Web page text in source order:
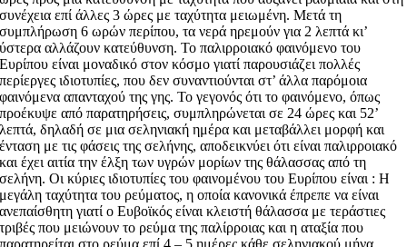
συνέχεια επί άλλες 3 ώρες με ταχύτητα μειωμένη. Μετά τη
συμπλήρωση 6 ωρών περίπου, τα νερά ηρεμούν για 2 λεπτά κι’
ύστερα αλλάζουν κατεύθυνση. Το παλιρροιακό φαινόμενο του
Ευρίπου είναι μοναδικό στον κόσμο γιατί παρουσιάζει πολλές
περίεργες ιδιοτυπίες, που δεν συναντιούνται στ’ άλλα παρόμοια
φαινόμενα απανταχού της γης. Το γεγονός ότι το φαινόμενο, όπως
προέκυψε από παρατηρήσεις, συμπληρώνεται σε 24 ώρες και 52’
λεπτά, δηλαδή σε μια σεληνιακή ημέρα και μεταβάλλει μορφή και
ένταση με τις φάσεις της σελήνης, αποδεικνύει ότι είναι παλιρροιακό
και έχει αιτία την έλξη των υγρών μορίων της θάλασσας από τη
σελήνη. Οι κύριες ιδιοτυπίες του φαινομένου του Ευρίπου είναι : H
μεγάλη ταχύτητα του ρεύματος, η οποία κανονικά έπρεπε να είναι
ανεπαίσθητη γιατί ο Ευβοϊκός είναι κλειστή θάλασσα με τεράστιες
τριβές που μειώνουν το ρεύμα της παλίρροιας και η αταξία που
παρατηρείται στο ρεύμα επί 4 – 5 ημέρες κάθε σεληνιακού μήνα,